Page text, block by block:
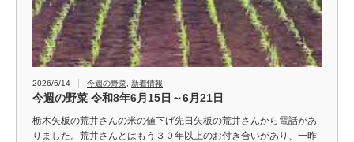
2026/6/14 今週の野菜 新着情報
今週の野菜 令和8年6月15日～6月21日
栃木矢板の荒井さんの米の値下げ先日矢板の荒井さんから電話があ
りました。荒井さんとはもう３０年以上のお付き合いがあり、一昨